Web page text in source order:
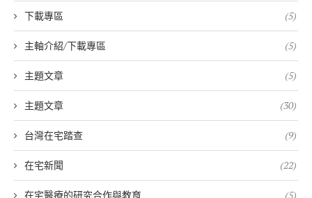
下載專區 (5)
主軸介紹/下載專區 (5)
主題文章 (5)
主題文章 (30)
台灣在宅踏查 (9)
在宅新聞 (22)
在宅醫療的研究合作與教育 (5)